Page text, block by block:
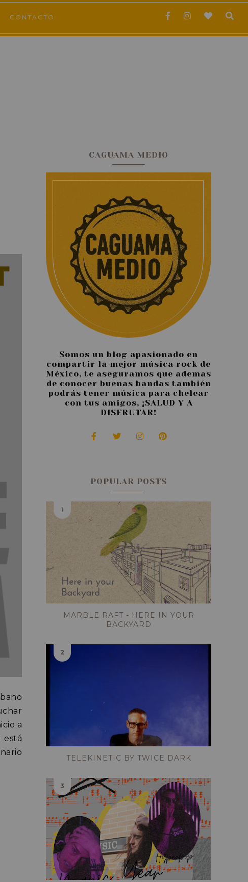
CONTACTO
a
está
CAGUAMA MEDIO
Somos un blog apasionado en
compartir la mejor música rock de
México, te aseguramos que ademas
de conocer buenas bandas también
podrás tener música para chelear
con tus amigos, ¡SALUD Y A
DISFRUTAR!
POPULAR POSTS
MARBLE RAFT - HERE IN YOUR
BACKYARD
TELEKINETIC BY TWICE DARK